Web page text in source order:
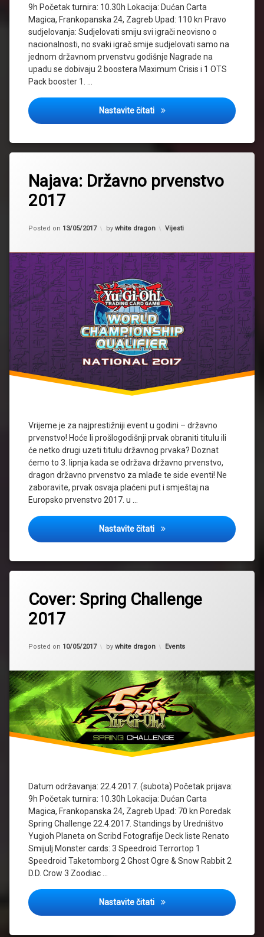
9h Početak turnira: 10.30h Lokacija: Dućan Carta
Magica, Frankopanska 24, Zagreb Upad: 110 kn Pravo
sudjelovanja: Sudjelovati smiju svi igrači neovisno o
nacionalnosti, no svaki igrač smije sudjelovati samo na
jednom državnom prvenstvu godišnje Nagrade na
upadu se dobivaju 2 boostera Maximum Crisis i 1 OTS
Pack booster 1. …
Nastavite čitati Cover: National
Najava: Državno prvenstvo
2017
Posted on 13/05/2017
Updated on 13/05/2017
by white dragon Kategorije:
Vijesti
Vrijeme je za najprestižniji event u godini – državno
prvenstvo! Hoće li prošlogodišnji prvak obraniti titulu ili
će netko drugi uzeti titulu državnog prvaka? Doznat
ćemo to 3. lipnja kada se održava državno prvenstvo,
dragon državno prvenstvo za mlađe te side eventi! Ne
zaboravite, prvak osvaja plaćeni put i smještaj na
Europsko prvenstvo 2017. u …
Nastavite čitati Najava: Državno prvenstvo
2017
National
nationals
Cover: Spring Challenge
2017
Posted on 10/05/2017 by white dragon Kategorije:
Events
Datum održavanja: 22.4.2017. (subota) Početak prijava:
9h Početak turnira: 10.30h Lokacija: Dućan Carta
Magica, Frankopanska 24, Zagreb Upad: 70 kn Poredak
Spring Challenge 22.4.2017. Standings by Uredništvo
Yugioh Planeta on Scribd Fotografije Deck liste Renato
Smijulj Monster cards: 3 Speedroid Terrortop 1
Speedroid Taketomborg 2 Ghost Ogre & Snow Rabbit 2
D.D. Crow 3 Zoodiac …
Nastavite čitati Cover: Spring Challenge 2017
2017
spring